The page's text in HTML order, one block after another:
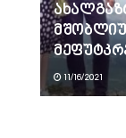
11/16/2021